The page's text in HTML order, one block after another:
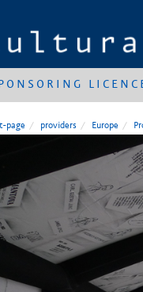
page providers Europe